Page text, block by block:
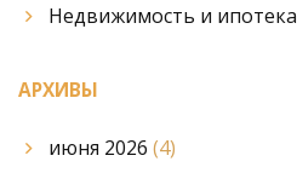
Недвижимость и ипотека
АРХИВЫ
июня 2026 (4)